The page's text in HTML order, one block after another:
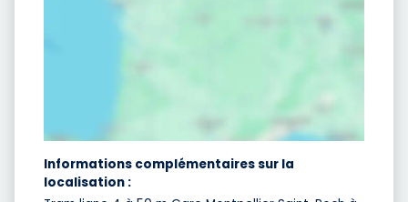
Informations complémentaires sur la
localisation :